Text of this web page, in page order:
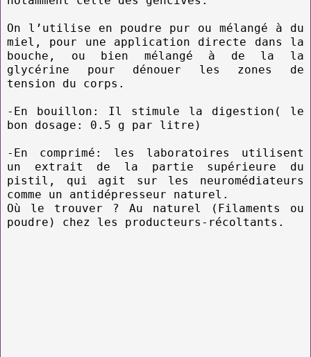
On l’utilise en poudre pur ou mélangé à du
miel, pour une application directe dans la
bouche, ou bien mélangé à de la la
glycérine pour dénouer les zones de
tension du corps.
-En bouillon: Il stimule la digestion( le
bon dosage: 0.5 g par litre)
-En comprimé: les laboratoires utilisent
un extrait de la partie supérieure du
pistil, qui agit sur les neuromédiateurs
comme un antidépresseur naturel.
Où le trouver ? Au naturel (Filaments ou
poudre) chez les producteurs-récoltants.